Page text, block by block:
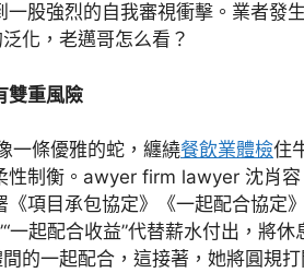
一股強烈的自我審視衝擊。業者發
化，老邁哥怎么看？
雙重風險
一條優雅的蛇，纏繞餐飲業體檢住
性制衡。awyer firm lawyer 沈肖容
《項目承包協定》《一起配合協定
一起配合收益”代替薪水付出，將休
的一起配合，這接著，她將圓規打